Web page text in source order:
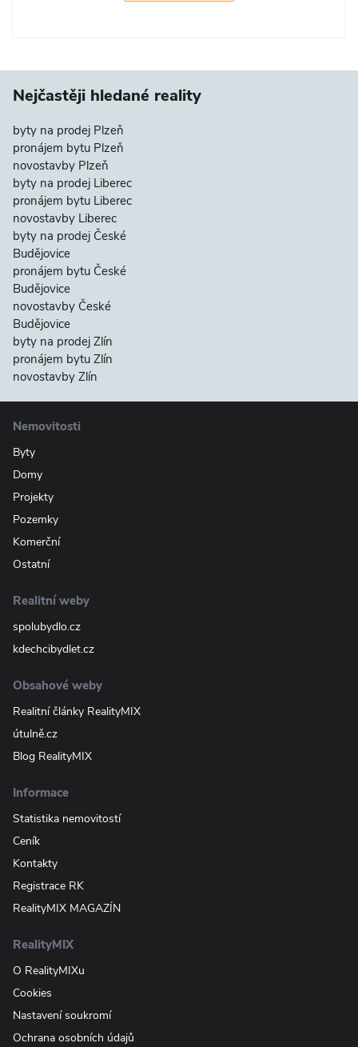
Nejčastěji hledané reality
byty na prodej Plzeň
pronájem bytu Plzeň
novostavby Plzeň
byty na prodej Liberec
pronájem bytu Liberec
novostavby Liberec
byty na prodej České
Budějovice
pronájem bytu České
Budějovice
novostavby České
Budějovice
byty na prodej Zlín
pronájem bytu Zlín
novostavby Zlín
Nemovitosti
Byty
Domy
Projekty
Pozemky
Komerční
Ostatní
Realitní weby
spolubydlo.cz
kdechcibydlet.cz
Obsahové weby
Realitní články RealityMIX
útulně.cz
Blog RealityMIX
Informace
Statistika nemovitostí
Ceník
Kontakty
Registrace RK
RealityMIX MAGAZÍN
RealityMIX
O RealityMIXu
Cookies
Nastavení soukromí
Ochrana osobních údajů